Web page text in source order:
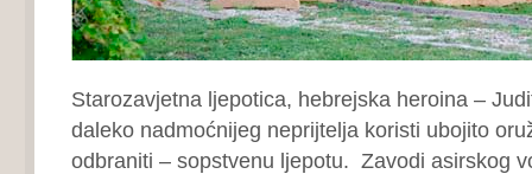
Starozavjetna ljepotica, hebrejska heroina –
daleko nadmoćnijeg neprijtelja koristi ubojito
odbraniti – sopstvenu ljepotu. Zavodi asirskog